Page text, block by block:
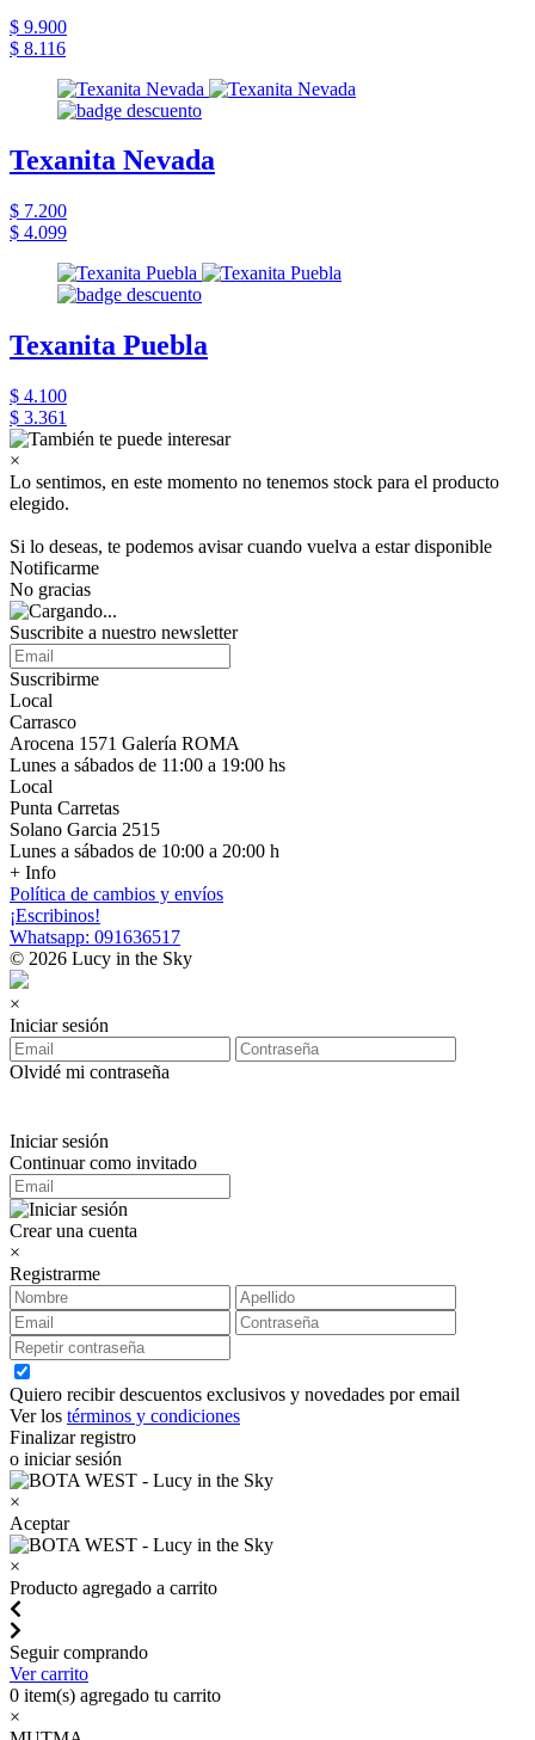
$ 9.900
$ 8.116
Texanita Nevada
$ 7.200
$ 4.099
Texanita Puebla
$ 4.100
$ 3.361
×
Lo sentimos, en este momento no tenemos stock para el producto
elegido.
Si lo deseas, te podemos avisar cuando vuelva a estar disponible
Notificarme
No gracias
Suscribite a nuestro newsletter
Suscribirme
Local
Carrasco
Arocena 1571 Galería ROMA
Lunes a sábados de 11:00 a 19:00 hs
Local
Punta Carretas
Solano Garcia 2515
Lunes a sábados de 10:00 a 20:00 h
+ Info
Política de cambios y envíos
¡Escribinos!
Whatsapp: 091636517
© 2026 Lucy in the Sky
×
Iniciar sesión
Olvidé mi contraseña
Iniciar sesión
Continuar como invitado
Crear una cuenta
×
Registrarme
Quiero recibir descuentos exclusivos y novedades por email
Ver los términos y condiciones
Finalizar registro
o iniciar sesión
×
Aceptar
×
Producto agregado a carrito
Seguir comprando
Ver carrito
0 item(s) agregado tu carrito
×